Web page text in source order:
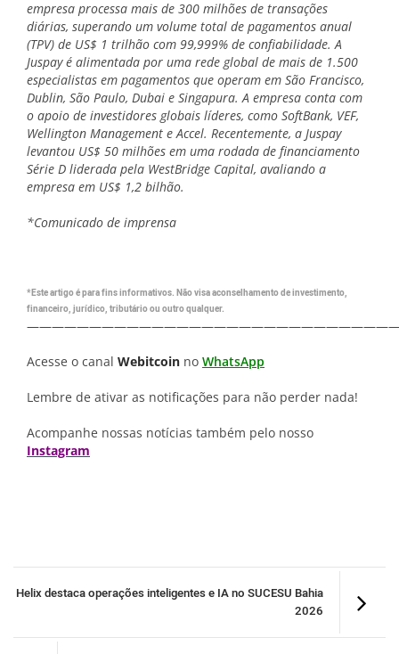
empresa processa mais de 300 milhões de transações
diárias, superando um volume total de pagamentos anual
(TPV) de US$ 1 trilhão com 99,999% de confiabilidade. A
Juspay é alimentada por uma rede global de mais de 1.500
especialistas em pagamentos que operam em São Francisco,
Dublin, São Paulo, Dubai e Singapura. A empresa conta com
o apoio de investidores globais líderes, como SoftBank, VEF,
Wellington Management e Accel. Recentemente, a Juspay
levantou US$ 50 milhões em uma rodada de financiamento
Série D liderada pela WestBridge Capital, avaliando a
empresa em US$ 1,2 bilhão.
*Comunicado de imprensa
*Este artigo é para fins informativos. Não visa aconselhamento de investimento,
financeiro, jurídico, tributário ou outro qualquer.
Acesse o canal Webitcoin no WhatsApp
Lembre de ativar as notificações para não perder nada!
Acompanhe nossas notícias também pelo nosso
Instagram
Helix destaca operações inteligentes e IA no SUCESU Bahia
2026